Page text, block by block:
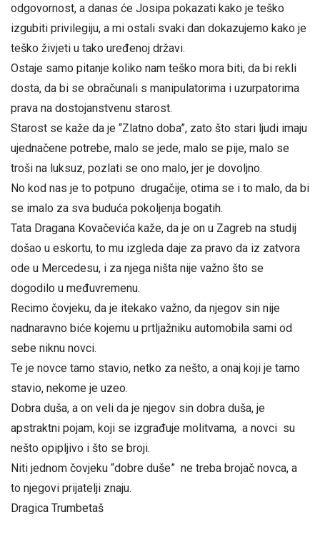
odgovornost, a danas će Josipa pokazati kako je teško
izgubiti privilegiju, a mi ostali svaki dan dokazujemo kako je
teško živjeti u tako uređenoj državi.
Ostaje samo pitanje koliko nam teško mora biti, da bi rekli
dosta, da bi se obračunali s manipulatorima i uzurpatorima
prava na dostojanstvenu starost.
Starost se kaže da je “Zlatno doba”, zato što stari ljudi imaju
ujednačene potrebe, malo se jede, malo se pije, malo se
troši na luksuz, pozlati se ono malo, jer je dovoljno.
No kod nas je to potpuno drugačije, otima se i to malo, da bi
se imalo za sva buduća pokoljenja bogatih.
Tata Dragana Kovačevića kaže, da je on u Zagreb na studij
došao u eskortu, to mu izgleda daje za pravo da iz zatvora
ode u Mercedesu, i za njega ništa nije važno što se
dogodilo u međuvremenu.
Recimo čovjeku, da je itekako važno, da njegov sin nije
nadnaravno biće kojemu u prtljažniku automobila sami od
sebe niknu novci.
Te je novce tamo stavio, netko za nešto, a onaj koji je tamo
stavio, nekome je uzeo.
Dobra duša, a on veli da je njegov sin dobra duša, je
apstraktni pojam, koji se izgrađuje molitvama, a novci su
nešto opipljivo i što se broji.
Niti jednom čovjeku “dobre duše” ne treba brojač novca, a
to njegovi prijatelji znaju.
Dragica Trumbetaš